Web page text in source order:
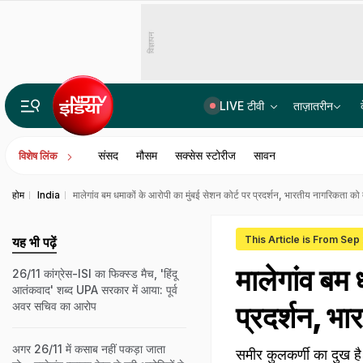
विज्ञापन
LIVE टीवी ताज़ातरीन
विशेष लिंक संसद मौसम सक्सेस स्टोरीज सावन
होम India मालेगांव बम धमाकों के आरोपी का मुंबई सेशन कोर्ट पर प्रदर्शन, भारतीय नागरिकता को
This Article is From
मालेगांव बम
प्रदर्शन,
समीर कुलकर्णी का दुख
यह भी पढ़ें
26/11 कांग्रेस-ISI का फिक्स्ड मैच, 'हिंदू
आतंकवाद' शब्द UPA सरकार में आया: पूर्व
अवर सचिव का आरोप
अगर 26/11 में कसाब नहीं पकड़ा जाता